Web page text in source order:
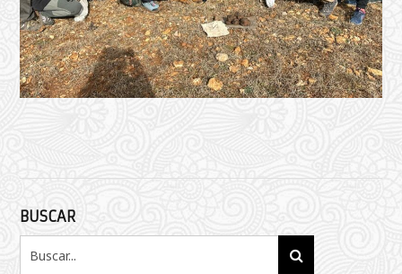
BUSCAR